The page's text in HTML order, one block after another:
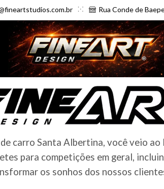
Rua Conde de
carro Santa Albertina, você veio
para competições em geral,
os sonhos dos nossos